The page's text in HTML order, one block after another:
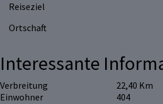
Reiseziel
Ortschaft
Interessante
Verbreitung
22,40 Km
Einwohner
404